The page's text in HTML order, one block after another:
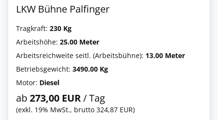
LKW Bühne Palfinger
Tragkraft: 230 Kg
Arbeitshöhe: 25.00 Meter
Arbeitsreichweite seitl. (Arbeitsbühne): 13.00 Meter
Betriebsgewicht: 3490.00 Kg
Motor: Diesel
ab273,00 EUR/ Tag
(exkl. 19% MwSt., brutto 324,87 EUR)